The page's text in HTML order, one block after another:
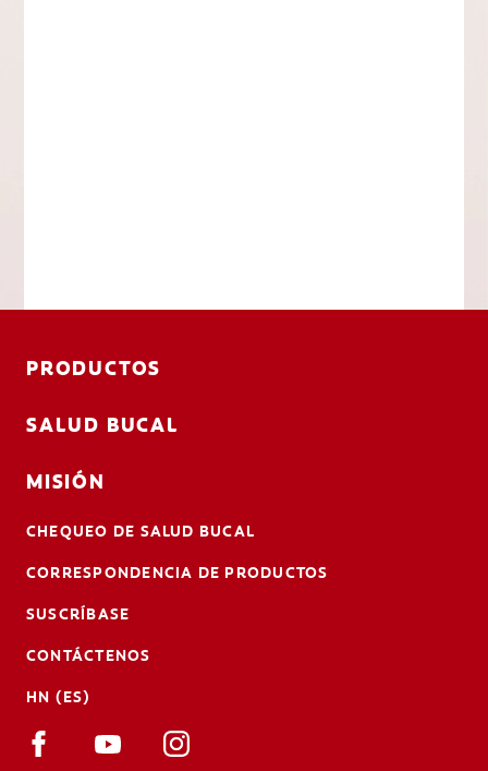
PRODUCTOS
SALUD BUCAL
MISIÓN
CHEQUEO DE SALUD BUCAL
CORRESPONDENCIA DE PRODUCTOS
SUSCRÍBASE
CONTÁCTENOS
HN (ES)